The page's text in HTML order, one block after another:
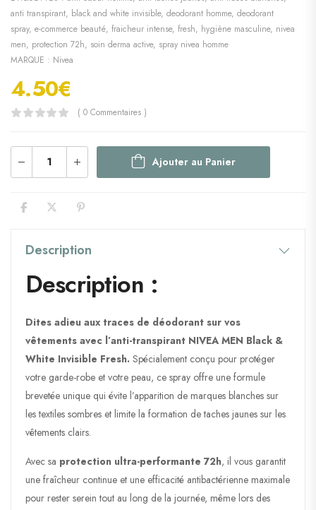
anti transpirant, black and white invisible, deodorant homme, deodorant
spray, e-commerce beauté, fraicheur intense, fresh, hygiène masculine, nivea
men, protection 72h, soin derma active, spray nivea homme
MARQUE : Nivea
4.50€
( 0 Commentaires )
Ajouter au Panier
Description
Description :
Dites adieu aux traces de déodorant sur vos
vêtements avec l’anti-transpirant NIVEA MEN Black &
White Invisible Fresh. Spécialement conçu pour protéger
votre garde-robe et votre peau, ce spray offre une formule
brevetée unique qui évite l’apparition de marques blanches sur
les textiles sombres et limite la formation de taches jaunes sur les
vêtements clairs.
Avec sa protection ultra-performante 72h, il vous garantit
une fraîcheur continue et une efficacité antibactérienne maximale
pour rester serein tout au long de la journée, même lors des